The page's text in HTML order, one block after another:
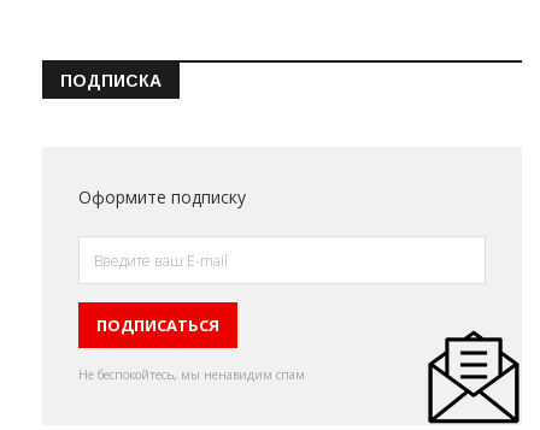
ПОДПИСКА
Оформите подписку
Не беспокойтесь, мы ненавидим спам